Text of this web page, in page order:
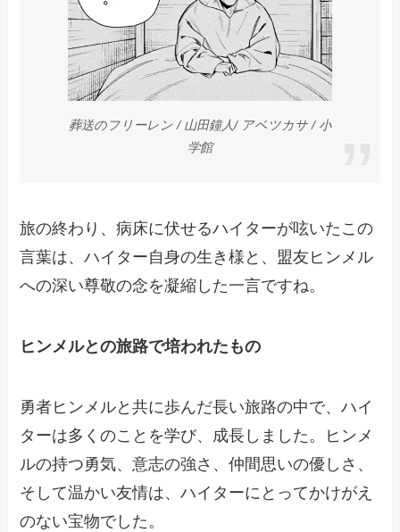
葬送のフリーレン / 山田鐘人/ アベツカサ / 小
学館
旅の終わり、病床に伏せるハイターが呟いたこの
言葉は、ハイター自身の生き様と、盟友ヒンメル
への深い尊敬の念を凝縮した一言ですね。
ヒンメルとの旅路で培われたもの
勇者ヒンメルと共に歩んだ長い旅路の中で、ハイ
ターは多くのことを学び、成長しました。ヒンメ
ルの持つ勇気、意志の強さ、仲間思いの優しさ、
そして温かい友情は、ハイターにとってかけがえ
のない宝物でした。